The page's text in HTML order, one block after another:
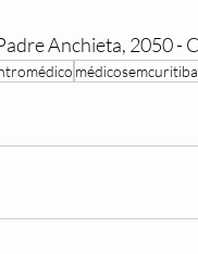
Anchieta, 2050 -
médicosemcuritiba